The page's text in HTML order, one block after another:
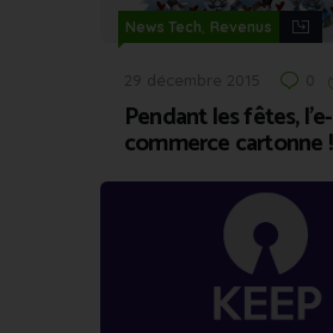
News Tech, Revenus
29 décembre 2015 0
Pendant les fêtes, l’e-
commerce cartonne !